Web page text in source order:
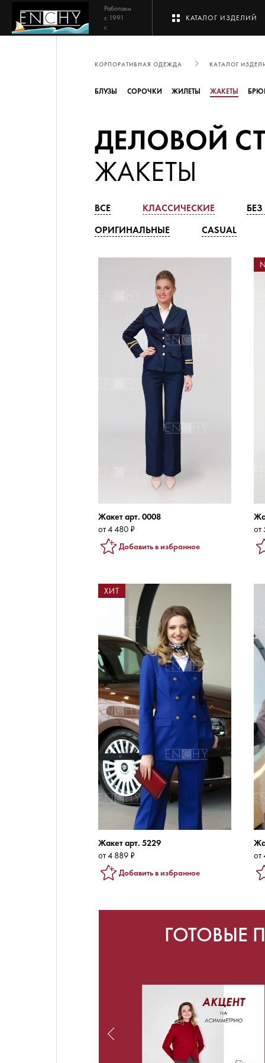
Работаем
с 1991
г.
КАТАЛОГ ИЗДЕЛИЙ
КОРПОРАТИВНАЯ ОДЕЖДА КАТАЛОГ
БЛУЗЫ СОРОЧКИ ЖИЛЕТЫ ЖАКЕТЫ
ДЕЛОВОЙ
ЖАКЕТЫ
ВСЕ КЛАССИЧЕСКИЕ
ОРИГИНАЛЬНЫЕ
CASUAL
Жакет арт. 0008
от 4 480 ₽
Добавить в избранное
от
ХИТ
Жакет арт. 5229
от 4 889 ₽
Добавить в избранное
от
ГОТОВЫЕ